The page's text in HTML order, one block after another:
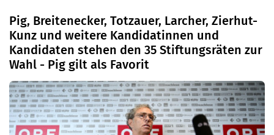
Pig, Breitenecker, Totzauer, Larcher, Zierhut-
Kunz und weitere Kandidatinnen und
Kandidaten stehen den 35 Stiftungsräten zur
Wahl - Pig gilt als Favorit